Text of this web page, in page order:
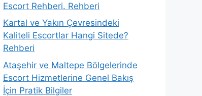
Escort Rehberi. Rehberi
Kartal ve Yakın Çevresindeki
Kaliteli Escortlar Hangi Sitede?
Rehberi
Ataşehir ve Maltepe Bölgelerinde
Escort Hizmetlerine Genel Bakış
İçin Pratik Bilgiler